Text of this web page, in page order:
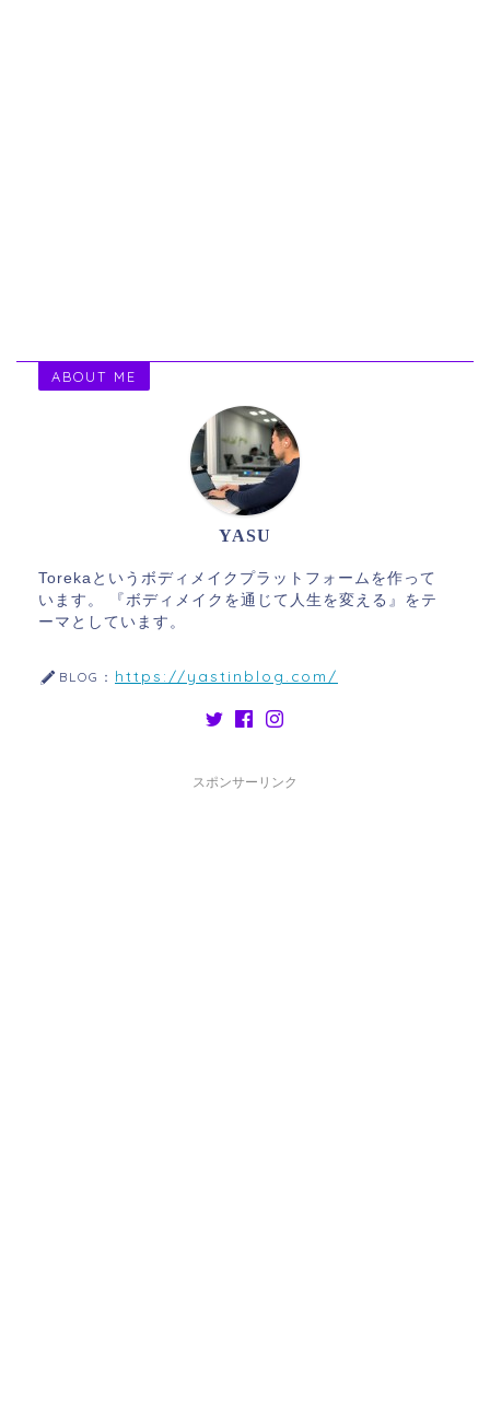
ABOUT ME
YASU
Torekaというボディメイクプラットフォームを作って
います。 『ボディメイクを通じて人生を変える』をテ
ーマとしています。
BLOG： https://yastinblog.com/
スポンサーリンク